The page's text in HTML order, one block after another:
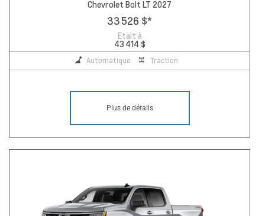
Chevrolet Bolt LT 2027
33 526 $*
Etait à
43 414 $
Automatique Traction
Plus de détails